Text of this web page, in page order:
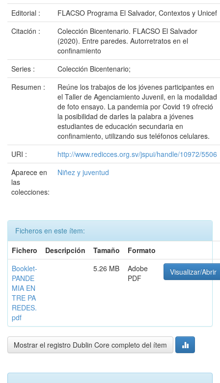
Editorial :
FLACSO Programa El Salvador, Contextos y Unicef
Citación :
Colección Bicentenario. FLACSO El Salvador
(2020). Entre paredes. Autorretratos en el
confinamiento
Series :
Colección Bicentenario;
Resumen :
Reúne los trabajos de los jóvenes participantes en
el Taller de Agenciamiento Juvenil, en la modalidad
de foto ensayo. La pandemia por Covid 19 ofreció
la posibilidad de darles la palabra a jóvenes
estudiantes de educación secundaria en
confinamiento, utilizando sus teléfonos celulares.
URI :
http://www.redicces.org.sv/jspui/handle/10972/5506
Aparece en
las
colecciones:
Niñez y juventud
Ficheros en este ítem:
Fichero
Descripción Tamaño
Formato
Booklet-
PANDE
MIA EN
TRE PA
REDES.
pdf
5.26 MB
Adobe
PDF
Visualizar/Abrir
Mostrar el registro Dublin Core completo del ítem